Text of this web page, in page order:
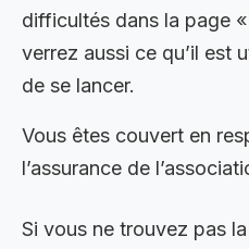
difficultés dans la page «
verrez aussi ce qu’il est
de se lancer.
Vous êtes couvert en
l’assurance de
Si vous ne trouvez pas